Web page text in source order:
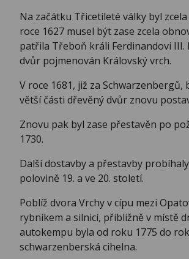
Na začátku Třicetileté války byl zcela
roce 1627 musel být zase zcela
patřila Třeboň králi Ferdinandovi III.
dvůr pojmenován Královský vrch.
V roce 1681, již za Schwarzenbergů,
větší části dřevěný dvůr znovu
Znovu pak byl zase přestavěn po
1730.
Další dostavby a přestavby
polovině 19. a ve 20. století.
Poblíž dvora Vrchy v cípu mezi
rybníkem a silnicí, přibližně v místě
autokempu byla od roku 1775 do
schwarzenberská cihelna.